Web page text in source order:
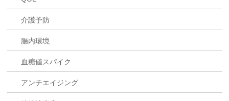
介護予防
腸内環境
血糖値スパイク
アンチエイジング